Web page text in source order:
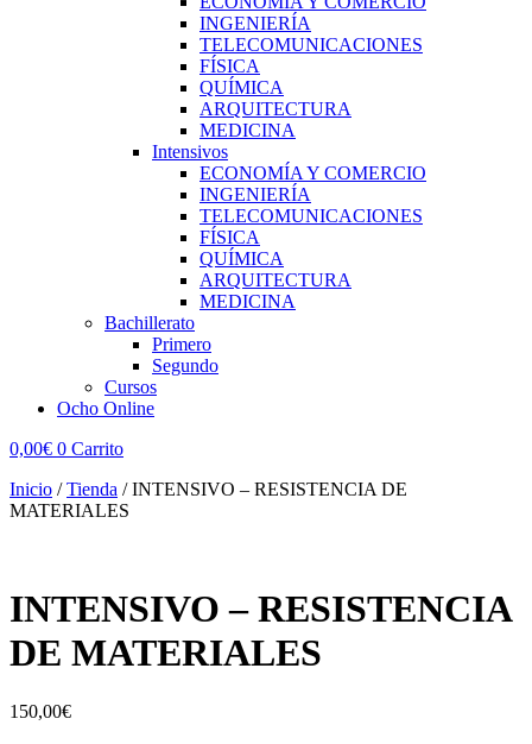
INGENIERÍA
TELECOMUNICACIONES
FÍSICA
QUÍMICA
ARQUITECTURA
MEDICINA
Intensivos
ECONOMÍA Y COMERCIO
INGENIERÍA
TELECOMUNICACIONES
FÍSICA
QUÍMICA
ARQUITECTURA
MEDICINA
Bachillerato
Primero
Segundo
Cursos
Ocho Online
0,00€ 0 Carrito
Inicio /Tienda /INTENSIVO – RESISTENCIA DE
MATERIALES
INTENSIVO – RESISTENCIA
DE MATERIALES
150,00€